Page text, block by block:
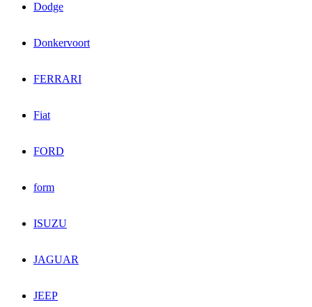
Dodge
Donkervoort
FERRARI
Fiat
FORD
form
ISUZU
JAGUAR
JEEP